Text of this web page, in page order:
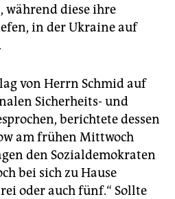
diese ihre
in der Ukraine auf
von Herrn Schmid auf
Sicherheits- und
berichtete dessen
am frühen Mittwoch
den Sozialdemokraten
bei sich zu Hause
oder auch fünf.“ Sollte